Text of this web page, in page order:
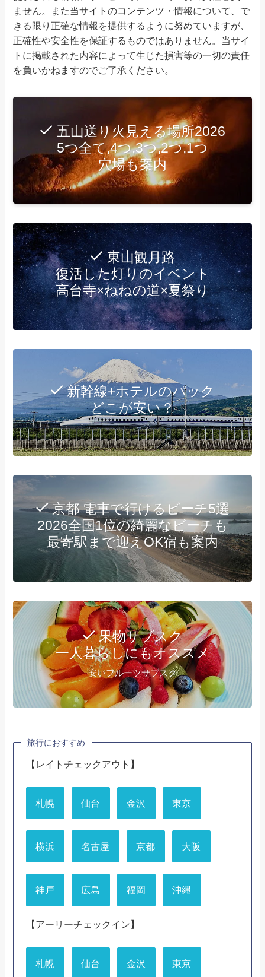
ません。また当サイトのコンテンツ・情報について、で
きる限り正確な情報を提供するように努めていますが、
正確性や安全性を保証するものではありません。当サイ
トに掲載された内容によって生じた損害等の一切の責任
を負いかねますのでご了承ください。
五山送り火見える場所2026
5つ全て,4つ,3つ,2つ,1つ
穴場も案内
東山観月路
復活した灯りのイベント
高台寺×ねねの道×夏祭り
新幹線+ホテルのパック
どこが安い？
京都 電車で行けるビーチ5選
2026全国1位の綺麗なビーチも
最寄駅まで迎えOK宿も案内
果物サブスク
一人暮らしにもオススメ
安いフルーツサブスク
旅行におすすめ
【レイトチェックアウト】
札幌 仙台 金沢 東京
横浜 名古屋 京都 大阪
神戸 広島 福岡 沖縄
【アーリーチェックイン】
札幌 仙台 金沢 東京